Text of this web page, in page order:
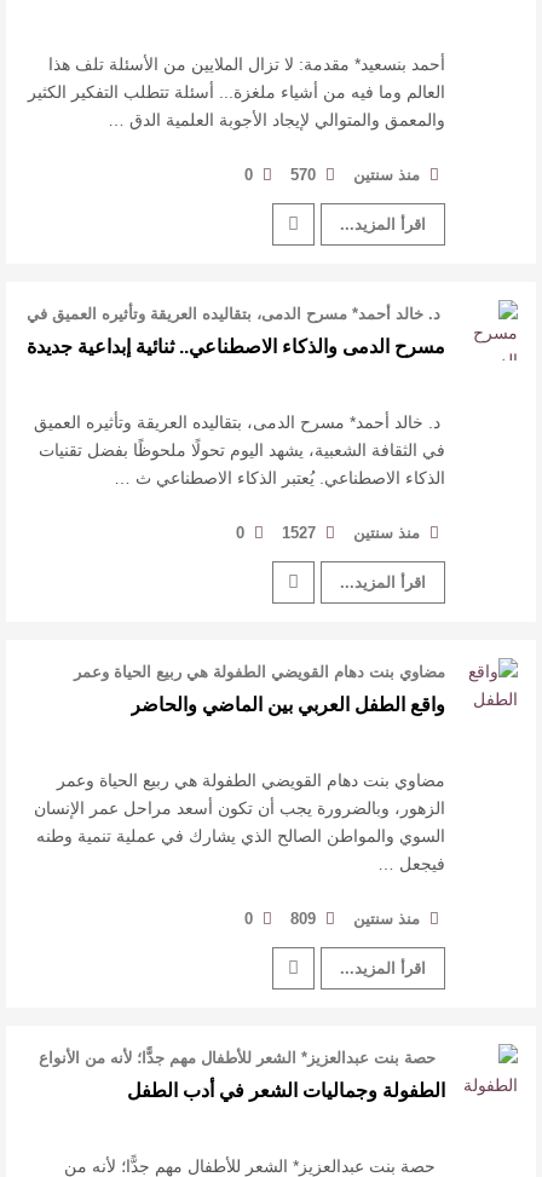
أحمد بنسعيد* مقدمة: لا تزال الملايين من الأسئلة تلف هذا
العالم وما فيه من أشياء ملغزة... أسئلة تتطلب التفكير الكثير
والمعمق والمتوالي لإيجاد الأجوبة العلمية الدق …
منذ سنتين 570
0
اقرأ المزيد...
د. خالد أحمد* مسرح الدمى، بتقاليده العريقة وتأثيره العميق في
الثقافة الشعبية، ي …
مسرح الدمى والذكاء الاصطناعي.. ثنائية إبداعية جديدة
د. خالد أحمد* مسرح الدمى، بتقاليده العريقة وتأثيره العميق
في الثقافة الشعبية، يشهد اليوم تحولًا ملحوظًا بفضل تقنيات
الذكاء الاصطناعي. يُعتبر الذكاء الاصطناعي ث …
منذ سنتين 1527
0
اقرأ المزيد...
مضاوي بنت دهام القويضي الطفولة هي ربيع الحياة وعمر
الزهور، وبالضرورة يجب أن تكون …
واقع الطفل العربي بين الماضي والحاضر
مضاوي بنت دهام القويضي الطفولة هي ربيع الحياة وعمر
الزهور، وبالضرورة يجب أن تكون أسعد مراحل عمر الإنسان
السوي والمواطن الصالح الذي يشارك في عملية تنمية وطنه
فيجعل …
منذ سنتين 809
0
اقرأ المزيد...
حصة بنت عبدالعزيز* الشعر للأطفال مهم جدًّا؛ لأنه من الأنواع
الأدبية التي يتعام …
‏الطفولة وجماليات الشعر في أدب الطفل
حصة بنت عبدالعزيز* الشعر للأطفال مهم جدًّا؛ لأنه من